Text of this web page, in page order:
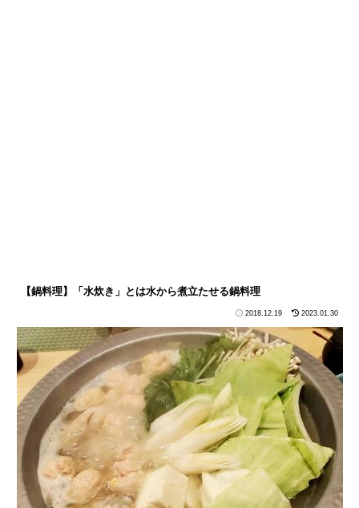
【鍋料理】「水炊き」とは水から煮立たせる鍋料理
2018.12.19 2023.01.30